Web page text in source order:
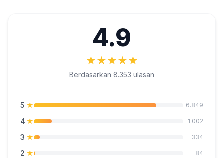
4.9
★★★★★
Berdasarkan 8.353 ulasan
5 ★ 6.849
4 ★ 1.002
3 ★ 334
2 ★ 84